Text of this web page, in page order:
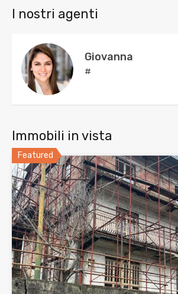
I nostri agenti
Giovanna
#
Immobili in vista
Featured